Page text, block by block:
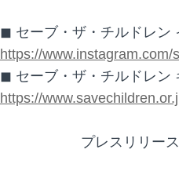
◼ セーブ・ザ・チルドレン
https://
◼ セーブ・ザ・チルドレン
https://
プレスリリー